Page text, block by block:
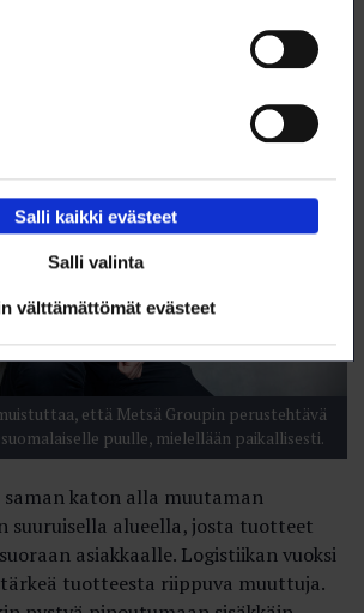
Salli kaikki evästeet
Salli valinta
välttämättömät evästeet
että Metsä Groupin perustehtävä
puulle, mielellään paikallisesti.
katon alla muutaman
suuruisella alueella, josta tuotteet
asiakkaalle. Logistiikan vuoksi
tuotteesta riippuva muuttuja.